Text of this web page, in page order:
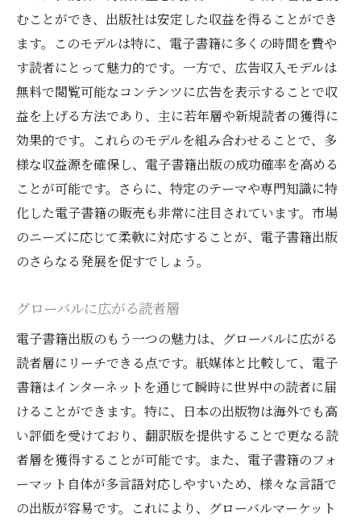
むことができ、出版社は安定した収益を得ることができ
ます。このモデルは特に、電子書籍に多くの時間を費や
す読者にとって魅力的です。一方で、広告収入モデルは
無料で閲覧可能なコンテンツに広告を表示することで収
益を上げる方法であり、主に若年層や新規読者の獲得に
効果的です。これらのモデルを組み合わせることで、多
様な収益源を確保し、電子書籍出版の成功確率を高める
ことが可能です。さらに、特定のテーマや専門知識に特
化した電子書籍の販売も非常に注目されています。市場
のニーズに応じて柔軟に対応することが、電子書籍出版
のさらなる発展を促すでしょう。
グローバルに広がる読者層
電子書籍出版のもう一つの魅力は、グローバルに広がる
読者層にリーチできる点です。紙媒体と比較して、電子
書籍はインターネットを通じて瞬時に世界中の読者に届
けることができます。特に、日本の出版物は海外でも高
い評価を受けており、翻訳版を提供することで更なる読
者層を獲得することが可能です。また、電子書籍のフォ
ーマット自体が多言語対応しやすいため、様々な言語で
の出版が容易です。これにより、グローバルマーケット